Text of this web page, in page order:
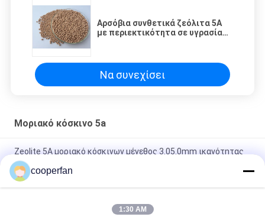
Αρσόβια συνθετικά ζεόλιτα 5A
με περιεκτικότητα σε υγρασία
Να συνεχίσει
Μοριακό κόσκινο 5a
Zeolite 5A μοριακό κόσκινων μέγεθος 3.05.0mm ικανότητας
προσρόφησης προσροφητών ισχυρό
Βιομηχανικός μοριακός καθαρισμός αέρα του CO2 πόρων
H2O κόσκινων 5a αποτελεσματικός
cooperfan
1:30 AM